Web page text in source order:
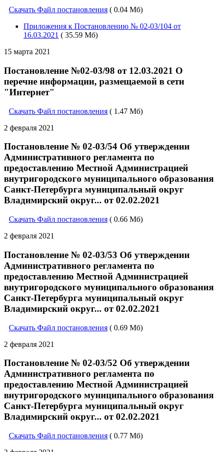
Скачать Файл постановления ( 0.04 Мб)
Приложения к Постановлению № 02-03/104 от
16.03.2021 ( 35.59 Мб)
15 марта 2021
Постановление №02-03/98 от 12.03.2021 О
перечне информации, размещаемой в сети
"Интернет"
Скачать Файл постановления ( 1.47 Мб)
2 февраля 2021
Постановление № 02-03/54 Об утверждении
Административного регламента по
предоставлению Местной Администрацией
внутригородского муниципального образования
Санкт-Петербурга муниципальный округ
Владимирский округ... от 02.02.2021
Скачать Файл постановления ( 0.66 Мб)
2 февраля 2021
Постановление № 02-03/53 Об утверждении
Административного регламента по
предоставлению Местной Администрацией
внутригородского муниципального образования
Санкт-Петербурга муниципальный округ
Владимирский округ... от 02.02.2021
Скачать Файл постановления ( 0.69 Мб)
2 февраля 2021
Постановление № 02-03/52 Об утверждении
Административного регламента по
предоставлению Местной Администрацией
внутригородского муниципального образования
Санкт-Петербурга муниципальный округ
Владимирский округ... от 02.02.2021
Скачать Файл постановления ( 0.77 Мб)